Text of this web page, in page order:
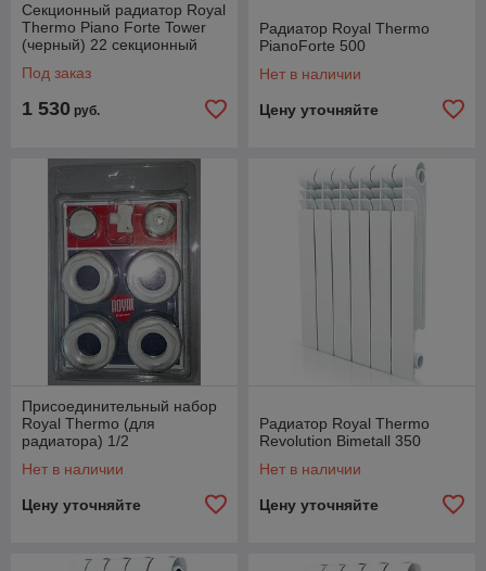
Секционный радиатор Royal
Thermo Piano Forte Tower
(черный) 22 секционный
Под заказ
1 530 руб.
Радиатор Royal Thermo
PianoForte 500
Нет в наличии
Цену уточняйте
Присоединительный набор
Royal Thermo (для
радиатора) 1/2
Нет в наличии
Цену уточняйте
Радиатор Royal Thermo
Revolution Bimetall 350
Нет в наличии
Цену уточняйте